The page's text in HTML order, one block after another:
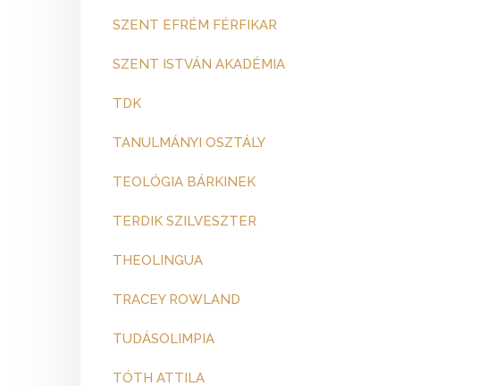
SZENT EFRÉM FÉRFIKAR
SZENT ISTVÁN AKADÉMIA
TDK
TANULMÁNYI OSZTÁLY
TEOLÓGIA BÁRKINEK
TERDIK SZILVESZTER
THEOLINGUA
TRACEY ROWLAND
TUDÁSOLIMPIA
TÓTH ATTILA